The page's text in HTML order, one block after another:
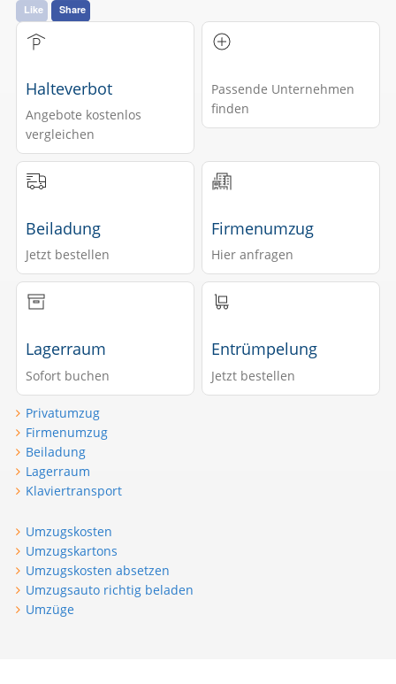
Like Share
Halteverbot
Angebote kostenlos
vergleichen
Passende Unternehmen
finden
Beiladung
Jetzt bestellen
Firmenumzug
Hier anfragen
Lagerraum
Sofort buchen
Entrümpelung
Jetzt bestellen
Privatumzug
Firmenumzug
Beiladung
Lagerraum
Klaviertransport
Umzugskosten
Umzugskartons
Umzugskosten absetzen
Umzugsauto richtig beladen
Umzüge